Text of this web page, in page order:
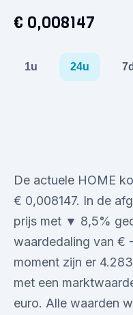
€ 0,008147
1u 24u 7d
De actuele HOME
€ 0,008147. In de
prijs met ▼ 8,5%
waardedaling van €
moment zijn er
met een
euro. Alle waarden